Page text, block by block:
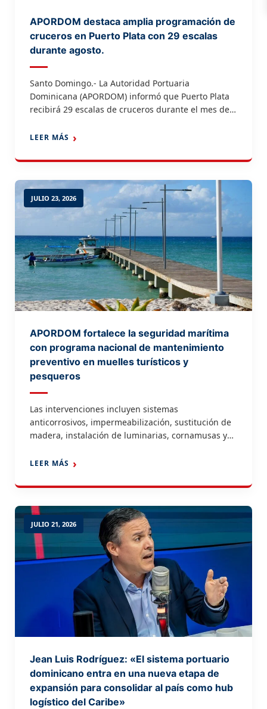
APORDOM destaca amplia programación de
cruceros en Puerto Plata con 29 escalas
durante agosto.
Santo Domingo.- La Autoridad Portuaria
Dominicana (APORDOM) informó que Puerto Plata
recibirá 29 escalas de cruceros durante el mes de
posicionamiento de la República Dominicana como
Caribe y garantiza un importante flujo de visitantes
LEER MÁS
JULIO 23, 2026
APORDOM fortalece la seguridad marítima
con programa nacional de mantenimiento
preventivo en muelles turísticos y
pesqueros
Las intervenciones incluyen sistemas
anticorrosivos, impermeabilización, sustitución de
madera, instalación de luminarias, cornamusas y
infraestructuras más seguras, funcionales y
Dominicana (APORDOM) ejecuta un amplio
en los muelles turísticos y pesqueros del país,
reafirmando su compromiso con la conservación de
[…]
LEER MÁS
JULIO 21, 2026
Jean Luis Rodríguez: «El sistema portuario
dominicano entra en una nueva etapa de
expansión para consolidar al país como hub
logístico del Caribe»